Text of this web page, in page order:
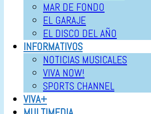
MAR DE FONDO
EL GARAJE
EL DISCO DEL AÑO
INFORMATIVOS
NOTICIAS MUSICALES
VIVA NOW!
SPORTS CHANNEL
VIVA+